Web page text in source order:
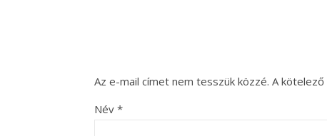
Az e-mail címet nem tesszük közzé. A
Név *